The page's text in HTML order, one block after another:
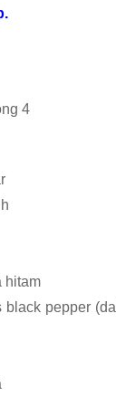
4
hitam
pepper